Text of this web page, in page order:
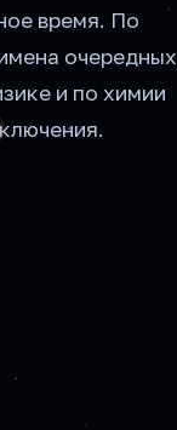
время. По
очередных
и по химии